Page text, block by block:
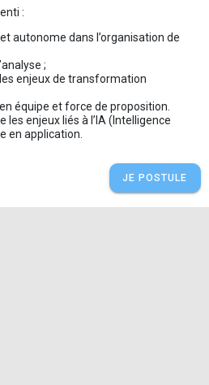
:
autonome dans l’organisation de
;
enjeux de transformation
équipe et force de proposition.
enjeux liés à l’IA (Intelligence
en application.
JE POSTULE